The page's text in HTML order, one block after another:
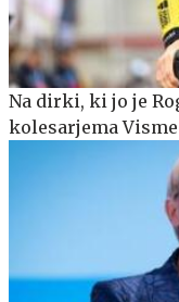
Na dirki, ki jo je
kolesarjema Visme